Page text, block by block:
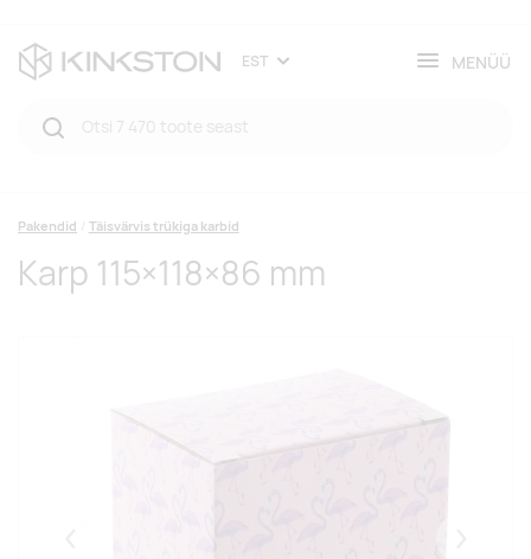
EST MENÜÜ
Pakendid Täisvärvis trükiga karbid
Karp 115×118×86 mm